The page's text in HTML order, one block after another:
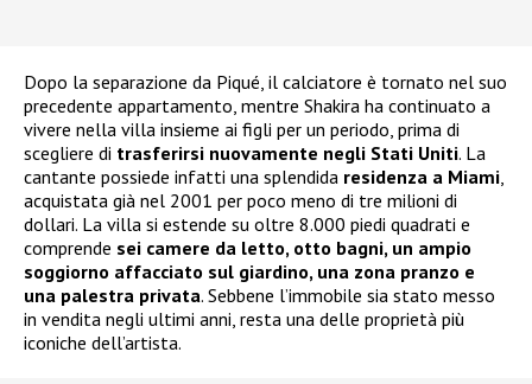
Dopo la separazione da Piqué, il calciatore è tornato nel suo
precedente appartamento, mentre Shakira ha continuato a
vivere nella villa insieme ai figli per un periodo, prima di
scegliere di trasferirsi nuovamente negli Stati Uniti. La
cantante possiede infatti una splendida residenza a Miami,
acquistata già nel 2001 per poco meno di tre milioni di
dollari. La villa si estende su oltre 8.000 piedi quadrati e
comprende sei camere da letto, otto bagni, un ampio
soggiorno affacciato sul giardino, una zona pranzo e
una palestra privata. Sebbene l’immobile sia stato messo
in vendita negli ultimi anni, resta una delle proprietà più
iconiche dell’artista.